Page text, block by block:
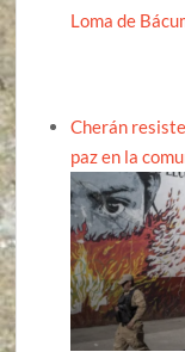
Loma de
Cherán
paz en la